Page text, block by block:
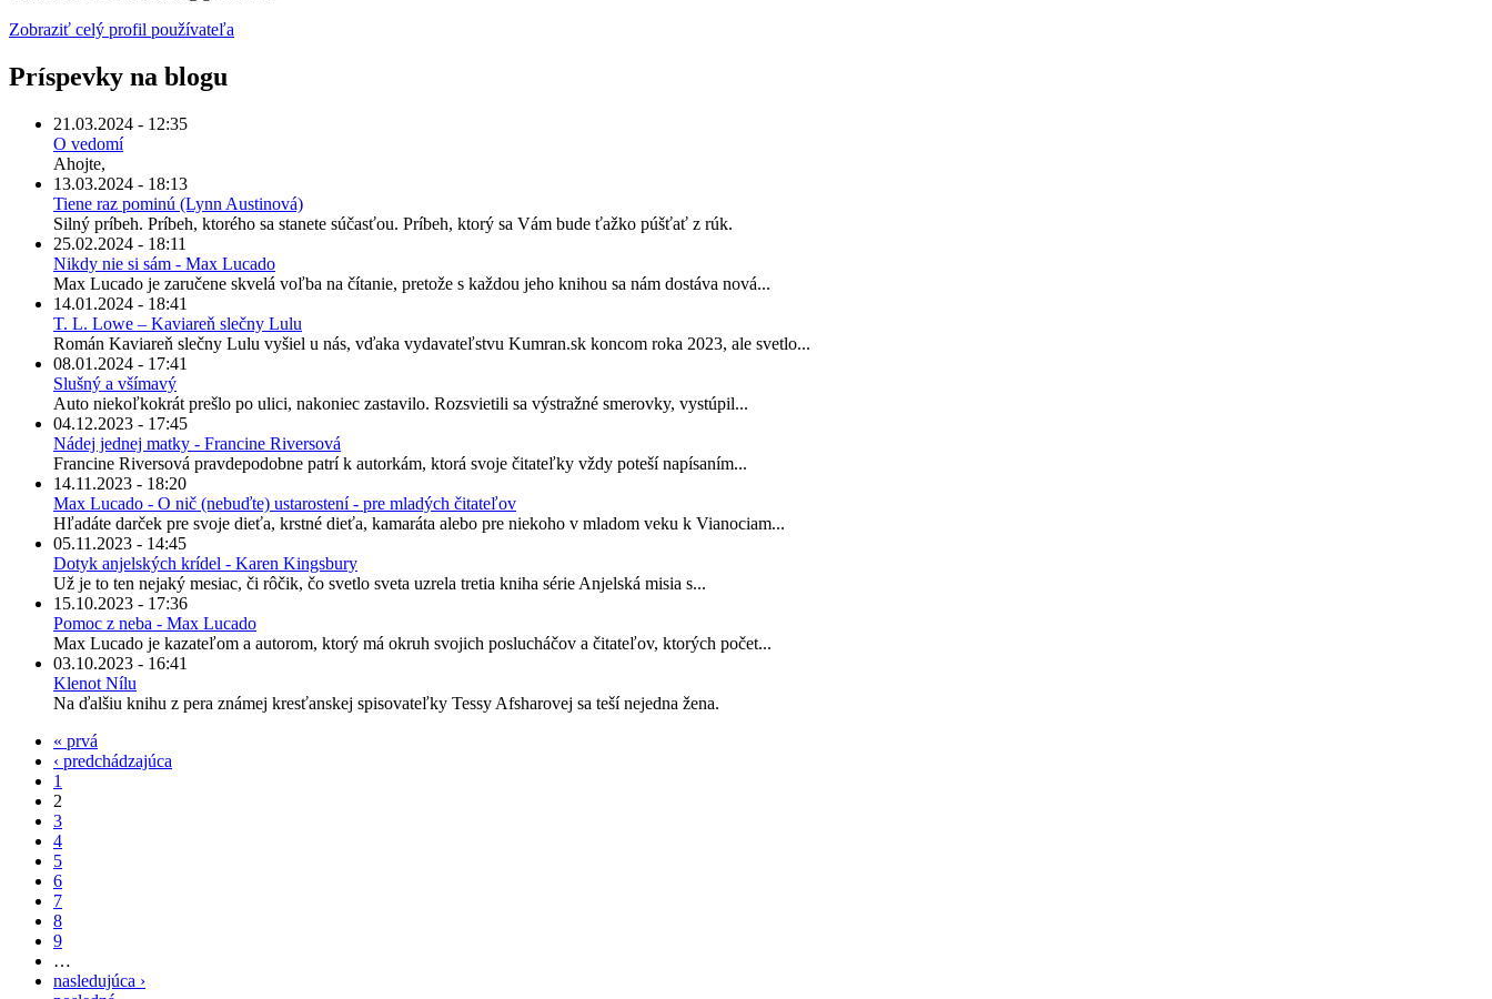
Zobraziť celý profil používateľa
Príspevky na blogu
21.03.2024 - 12:35
O vedomí
Ahojte,
13.03.2024 - 18:13
Tiene raz pominú (Lynn Austinová)
Silný príbeh. Príbeh, ktorého sa stanete súčasťou. Príbeh, ktorý sa Vám bude ťažko púšťať z rúk.
25.02.2024 - 18:11
Nikdy nie si sám - Max Lucado
Max Lucado je zaručene skvelá voľba na čítanie, pretože s každou jeho knihou sa nám dostáva nová...
14.01.2024 - 18:41
T. L. Lowe – Kaviareň slečny Lulu
Román Kaviareň slečny Lulu vyšiel u nás, vďaka vydavateľstvu Kumran.sk koncom roka 2023, ale svetlo...
08.01.2024 - 17:41
Slušný a všímavý
Auto niekoľkokrát prešlo po ulici, nakoniec zastavilo. Rozsvietili sa výstražné smerovky, vystúpil...
04.12.2023 - 17:45
Nádej jednej matky - Francine Riversová
Francine Riversová pravdepodobne patrí k autorkám, ktorá svoje čitateľky vždy poteší napísaním...
14.11.2023 - 18:20
Max Lucado - O nič (nebuďte) ustarostení - pre mladých čitateľov
Hľadáte darček pre svoje dieťa, krstné dieťa, kamaráta alebo pre niekoho v mladom veku k Vianociam...
05.11.2023 - 14:45
Dotyk anjelských krídel - Karen Kingsbury
Už je to ten nejaký mesiac, či rôčik, čo svetlo sveta uzrela tretia kniha série Anjelská misia s...
15.10.2023 - 17:36
Pomoc z neba - Max Lucado
Max Lucado je kazateľom a autorom, ktorý má okruh svojich poslucháčov a čitateľov, ktorých počet...
03.10.2023 - 16:41
Klenot Nílu
Na ďalšiu knihu z pera známej kresťanskej spisovateľky Tessy Afsharovej sa teší nejedna žena.
« prvá
‹ predchádzajúca
1
2
3
4
5
6
7
8
9
…
nasledujúca ›